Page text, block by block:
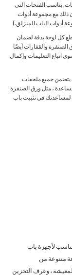
يناسب الفتحات التي
أن يكون ذلك مع مجموعة أدوات
كل لوحة بدقة لضمان
الصنفرة والقفازات أيضًا
اتباع التعليمات وإكمال
يتضمن جميع ملحقات
، مثل ورق الصنفرة
لمساعدتك في تثبيت باب
لأجهزة باب
متنوعة من
، وغرف التخزين